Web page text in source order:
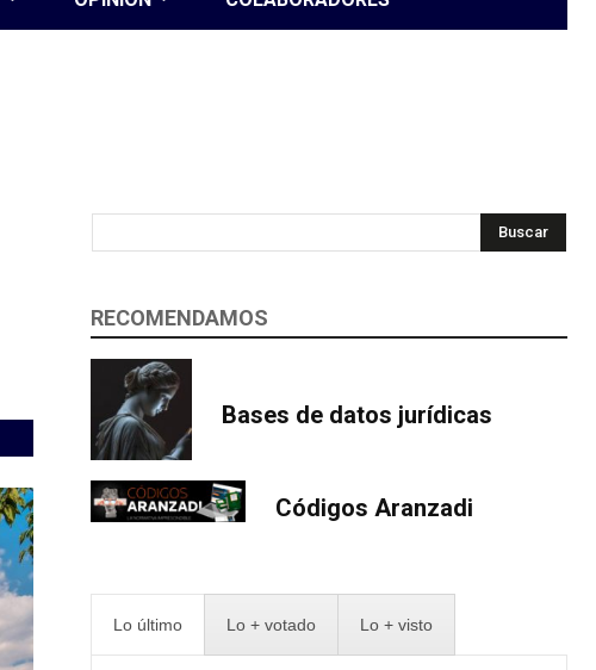
Buscar
RECOMENDAMOS
Bases de datos jurídicas
Códigos Aranzadi
Lo último Lo + votado Lo + visto